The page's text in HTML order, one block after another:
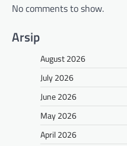
No comments to show.
Arsip
August 2026
July 2026
June 2026
May 2026
April 2026